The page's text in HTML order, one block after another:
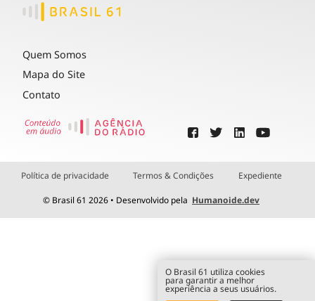
Quem Somos
Mapa do Site
Contato
Política de privacidade Termos & Condições Expediente
© Brasil 61 2026 • Desenvolvido pela Humanoide.dev
O Brasil 61 utiliza cookies
para garantir a melhor
experiência a seus usuários.